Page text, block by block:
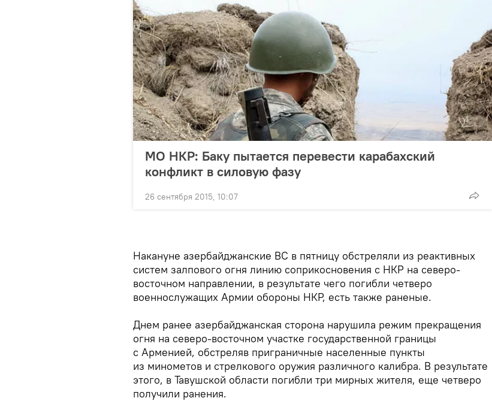
МО НКР: Баку пытается перевести карабахский
конфликт в силовую фазу
26 сентября 2015, 10:07
Накануне азербайджанские ВС в пятницу обстреляли из реактивных
систем залпового огня линию соприкосновения с НКР на северо-
восточном направлении, в результате чего погибли четверо
военнослужащих Армии обороны НКР, есть также раненые.
Днем ранее азербайджанская сторона нарушила режим прекращения
огня на северо-восточном участке государственной границы
с Арменией, обстреляв приграничные населенные пункты
из минометов и стрелкового оружия различного калибра. В результате
этого, в Тавушской области погибли три мирных жителя, еще четверо
получили ранения.